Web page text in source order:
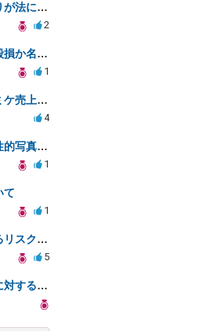
未成年者との不適切なやり取りが法に触れる可能性と対処法
2
知的障害者と言う文言が名誉毀損か名誉感情の侵害になるか教えてほしい。
1
ネットでの誹謗中傷によるコミケ売上減少、損害賠償は可能か？
4
児童ポルノ規制法における非性的写真とテキストの扱いは？
1
て
1
示談書に口外禁止条項を入れるリスクはありますか？
5
インスタでの虚偽メッセージに対する法的対応の必要性は？